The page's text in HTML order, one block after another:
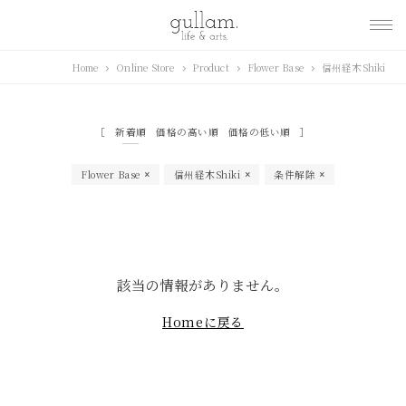
Home Online Store Product Flower Base 信州経木Shiki
新着順 価格の高い順 価格の低い順
Flower Base 信州経木Shiki 条件解除
該当の情報がありません。
Homeに戻る